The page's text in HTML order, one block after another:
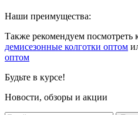
Наши преимущества:
Также рекомендуем посмотреть
демисезонные колготки оптом
оптом
Будьте в курсе!
Новости, обзоры и акции